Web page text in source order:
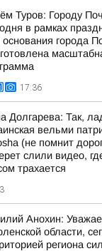
Туров: Городу
в рамках
основания города
17:36
Долгарева: Так,
вельми
(не помнит
слили видео,
трахается
Анохин:
области,
региона